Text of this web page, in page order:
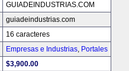
GUIADEINDUSTRIAS.COM
guiadeindustrias.com
16 caracteres
Empresas e Industrias, Portales
$3,900.00